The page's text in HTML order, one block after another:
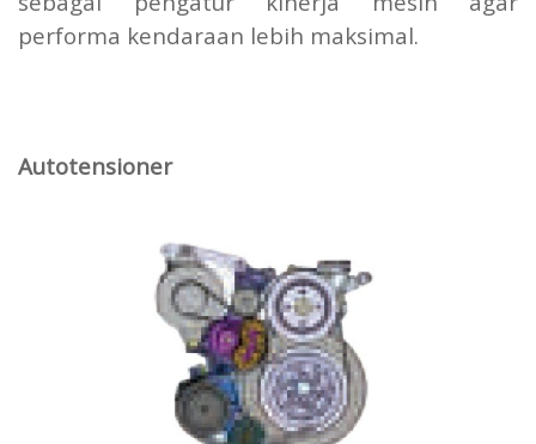
performa kendaraan lebih maksimal.
Autotensioner